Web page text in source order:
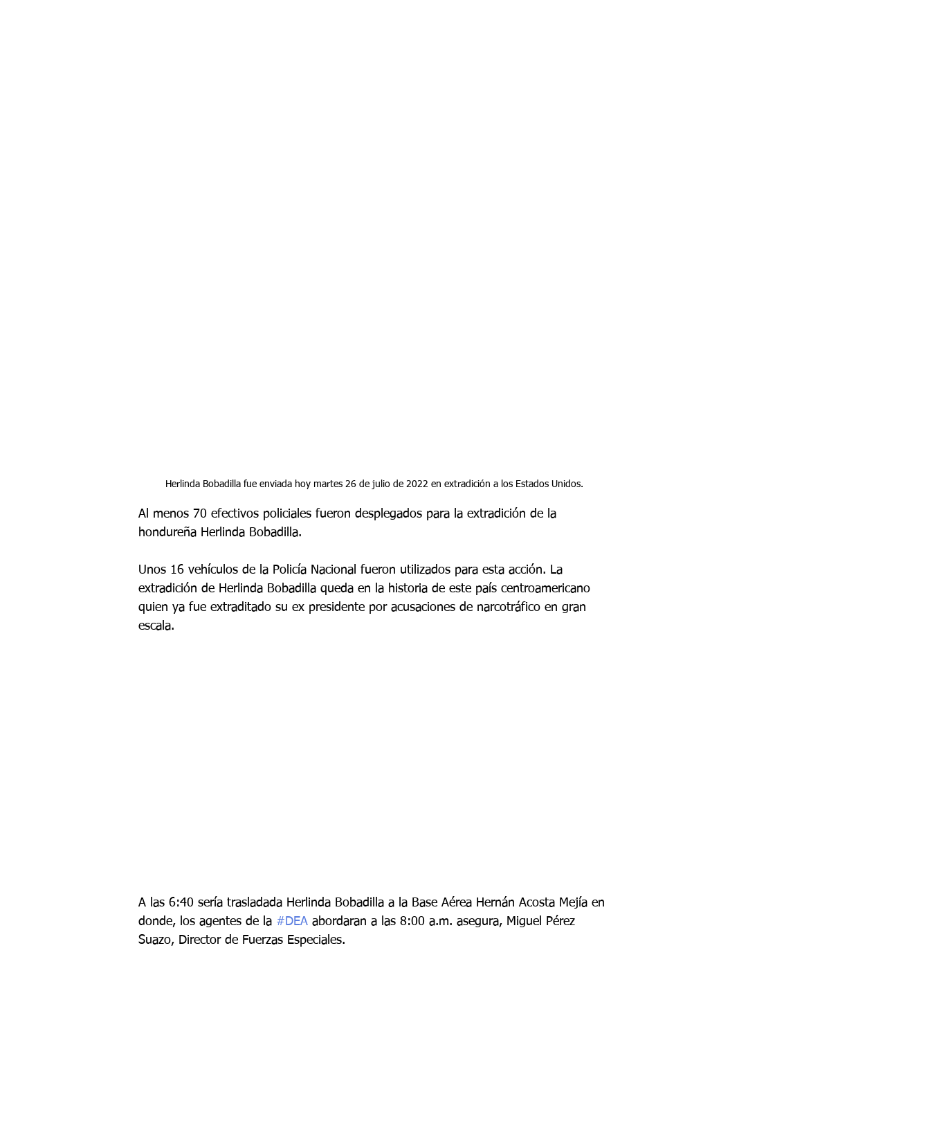
Herlinda Bobadilla fue enviada hoy martes 26 de julio de 2022 en extradición a los Estados Unidos.
Al menos 70 efectivos policiales fueron desplegados para la extradición de la
hondureña Herlinda Bobadilla.
Unos 16 vehículos de la Policía Nacional fueron utilizados para esta acción. La
extradición de Herlinda Bobadilla queda en la historia de este país centroamericano
quien ya fue extraditado su ex presidente por acusaciones de narcotráfico en gran
escala.
A las 6:40 sería trasladada Herlinda Bobadilla a la Base Aérea Hernán Acosta Mejía en
donde, los agentes de la #DEA abordaran a las 8:00 a.m. asegura, Miguel Pérez
Suazo, Director de Fuerzas Especiales.